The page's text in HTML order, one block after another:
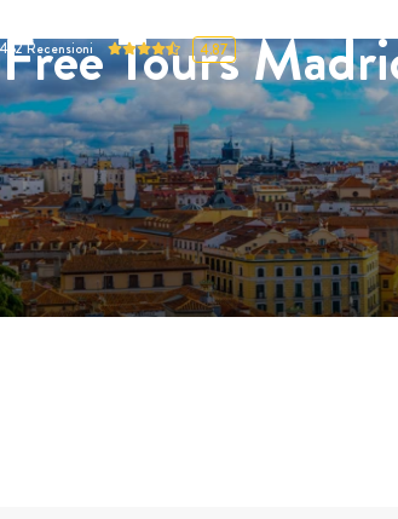
Free Tours
Recensioni 4.87